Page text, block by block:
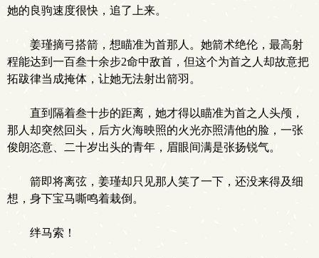
她的良驹速度很快，追了上来。
姜瑾摘弓搭箭，想瞄准为首那人。她箭术绝伦，最高射
程能达到一百叁十余步2命中敌首，但这个为首之人却故意把
拓跋律当成掩体，让她无法射出箭羽。
直到隔着叁十步的距离，她才得以瞄准为首之人头颅，
那人却突然回头，后方火海映照的火光亦照清他的脸，一张
俊朗恣意、二十岁出头的青年，眉眼间满是张扬锐气。
箭即将离弦，姜瑾却只见那人笑了一下，还没来得及细
想，身下宝马嘶鸣着栽倒。
绊马索！